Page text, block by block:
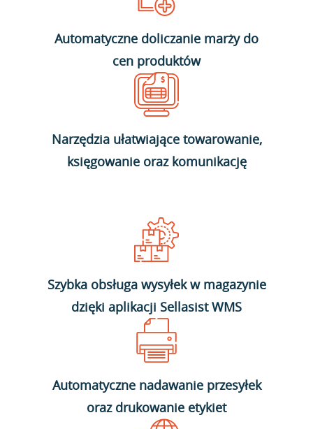
Automatyczne doliczanie marży do
cen produktów
Narzędzia ułatwiające towarowanie,
księgowanie oraz komunikację
Szybka obsługa wysyłek w magazynie
dzięki aplikacji Sellasist WMS
Automatyczne nadawanie przesyłek
oraz drukowanie etykiet